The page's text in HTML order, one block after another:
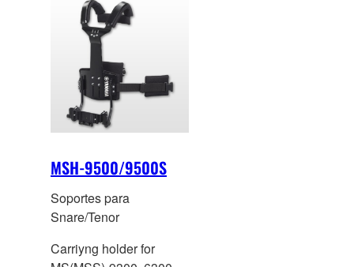
MSH-9500/9500S
Soportes para
Snare/Tenor
Carriyng holder for